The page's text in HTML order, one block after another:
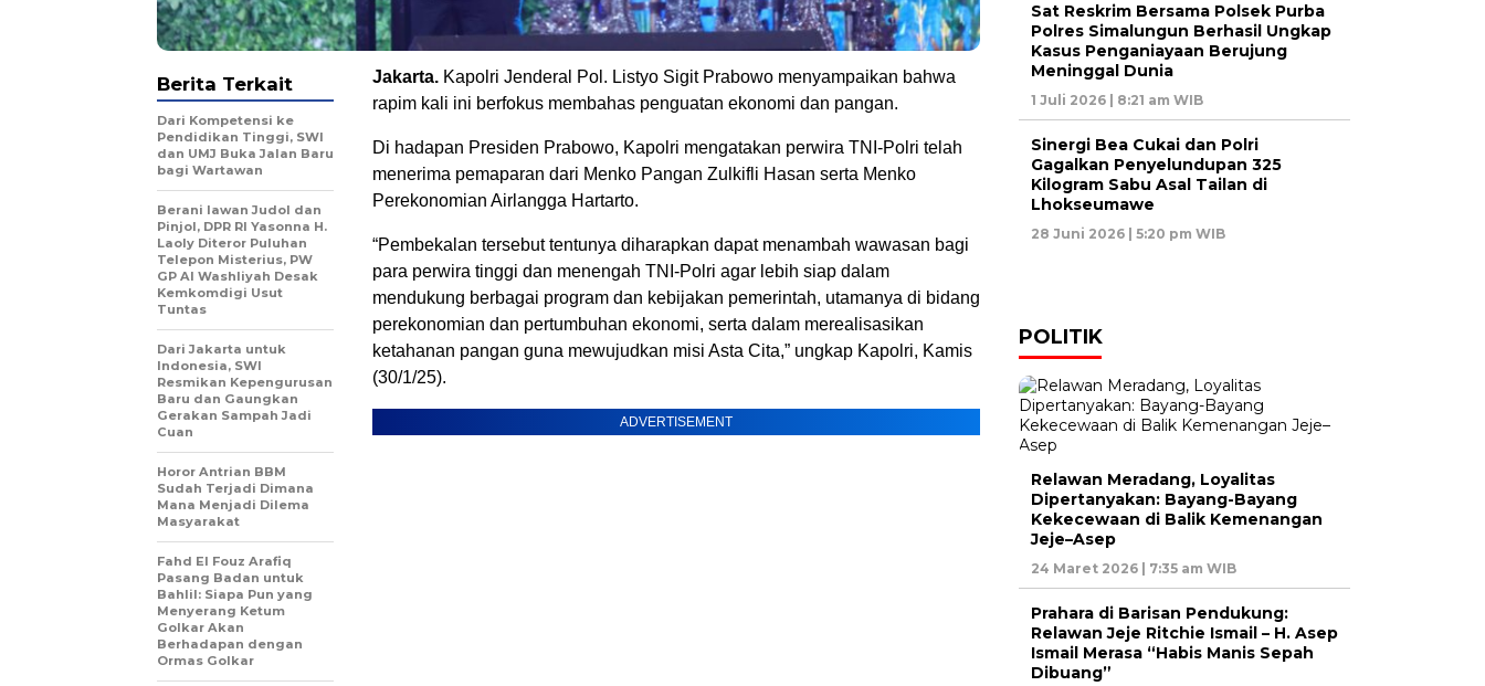
Jakarta. Kapolri Jenderal Pol. Listyo Sigit Prabowo menyampaikan bahwa
rapim kali ini berfokus membahas penguatan ekonomi dan pangan.
Di hadapan Presiden Prabowo, Kapolri mengatakan perwira TNI-Polri telah
menerima pemaparan dari Menko Pangan Zulkifli Hasan serta Menko
Perekonomian Airlangga Hartarto.
“Pembekalan tersebut tentunya diharapkan dapat menambah wawasan bagi
para perwira tinggi dan menengah TNI-Polri agar lebih siap dalam
mendukung berbagai program dan kebijakan pemerintah, utamanya di bidang
perekonomian dan pertumbuhan ekonomi, serta dalam merealisasikan
ketahanan pangan guna mewujudkan misi Asta Cita,” ungkap Kapolri, Kamis
(30/1/25).
ADVERTISEMENT
Berita Terkait
Dari Kompetensi ke
Pendidikan Tinggi, SWI
dan UMJ Buka Jalan Baru
bagi Wartawan
Berani lawan Judol dan
Pinjol, DPR RI Yasonna H.
Laoly Diteror Puluhan
Telepon Misterius, PW
GP Al Washliyah Desak
Kemkomdigi Usut
Tuntas
Dari Jakarta untuk
Indonesia, SWI
Resmikan Kepengurusan
Baru dan Gaungkan
Gerakan Sampah Jadi
Cuan
Horor Antrian BBM
Sudah Terjadi Dimana
Mana Menjadi Dilema
Masyarakat
Fahd El Fouz Arafiq
Pasang Badan untuk
Bahlil: Siapa Pun yang
Menyerang Ketum
Golkar Akan
Berhadapan dengan
Ormas Golkar
Sat Reskrim Bersama Polsek Purba
Polres Simalungun Berhasil Ungkap
Kasus Penganiayaan Berujung
Meninggal Dunia
1 Juli 2026 | 8:21 am WIB
Sinergi Bea Cukai dan Polri
Gagalkan Penyelundupan 325
Kilogram Sabu Asal Tailan di
Lhokseumawe
28 Juni 2026 | 5:20 pm WIB
POLITIK
Relawan Meradang, Loyalitas
Dipertanyakan: Bayang-Bayang
Kekecewaan di Balik Kemenangan
Jeje–Asep
24 Maret 2026 | 7:35 am WIB
Prahara di Barisan Pendukung:
Relawan Jeje Ritchie Ismail – H. Asep
Ismail Merasa “Habis Manis Sepah
Dibuang”